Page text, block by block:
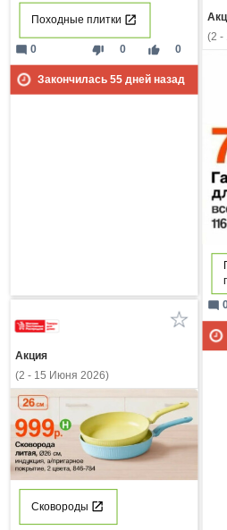
Походные плитки
thumb_down 0 thumb_up 0
mode_comment 0
Закончилась 55дней назад
(2 -
mode_comment
Акция
(2 - 15 Июня 2026)
Сковороды